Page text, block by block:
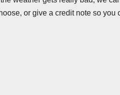
or give a credit note so you